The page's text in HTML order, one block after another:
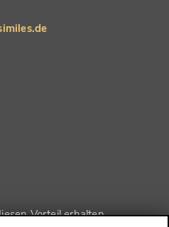
Vorteil erhalten